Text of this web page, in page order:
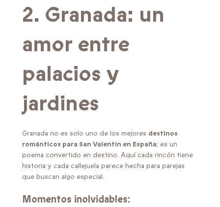
2. Granada: un
amor entre
palacios y
jardines
Granada no es solo uno de los mejores destinos
románticos para San Valentín en España; es un
poema convertido en destino. Aquí cada rincón tiene
historia y cada callejuela parece hecha para parejas
que buscan algo especial.
Momentos inolvidables: